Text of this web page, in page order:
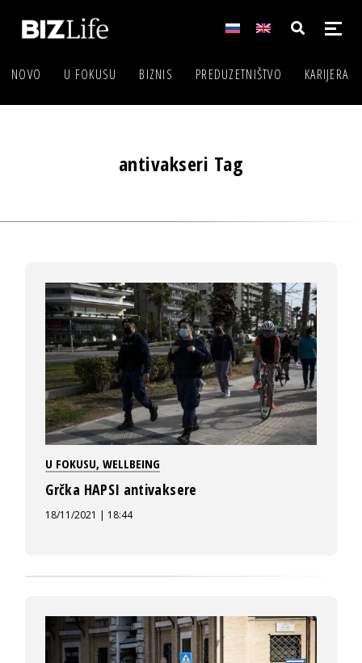
NOVO U FOKUSU BIZNIS PREDUZETNIŠTVO KARIJERA
antivakseri Tag
U FOKUSU,WELLBEING
Grčka HAPSI antivaksere
18/11/2021 | 18:44